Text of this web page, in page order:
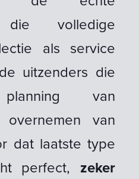
die volledige
als service
uitzenders die
van
overnemen van
dat laatste type
perfect, zeker